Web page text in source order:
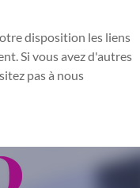
disposition les liens
Si vous avez d'autres
pas à nous